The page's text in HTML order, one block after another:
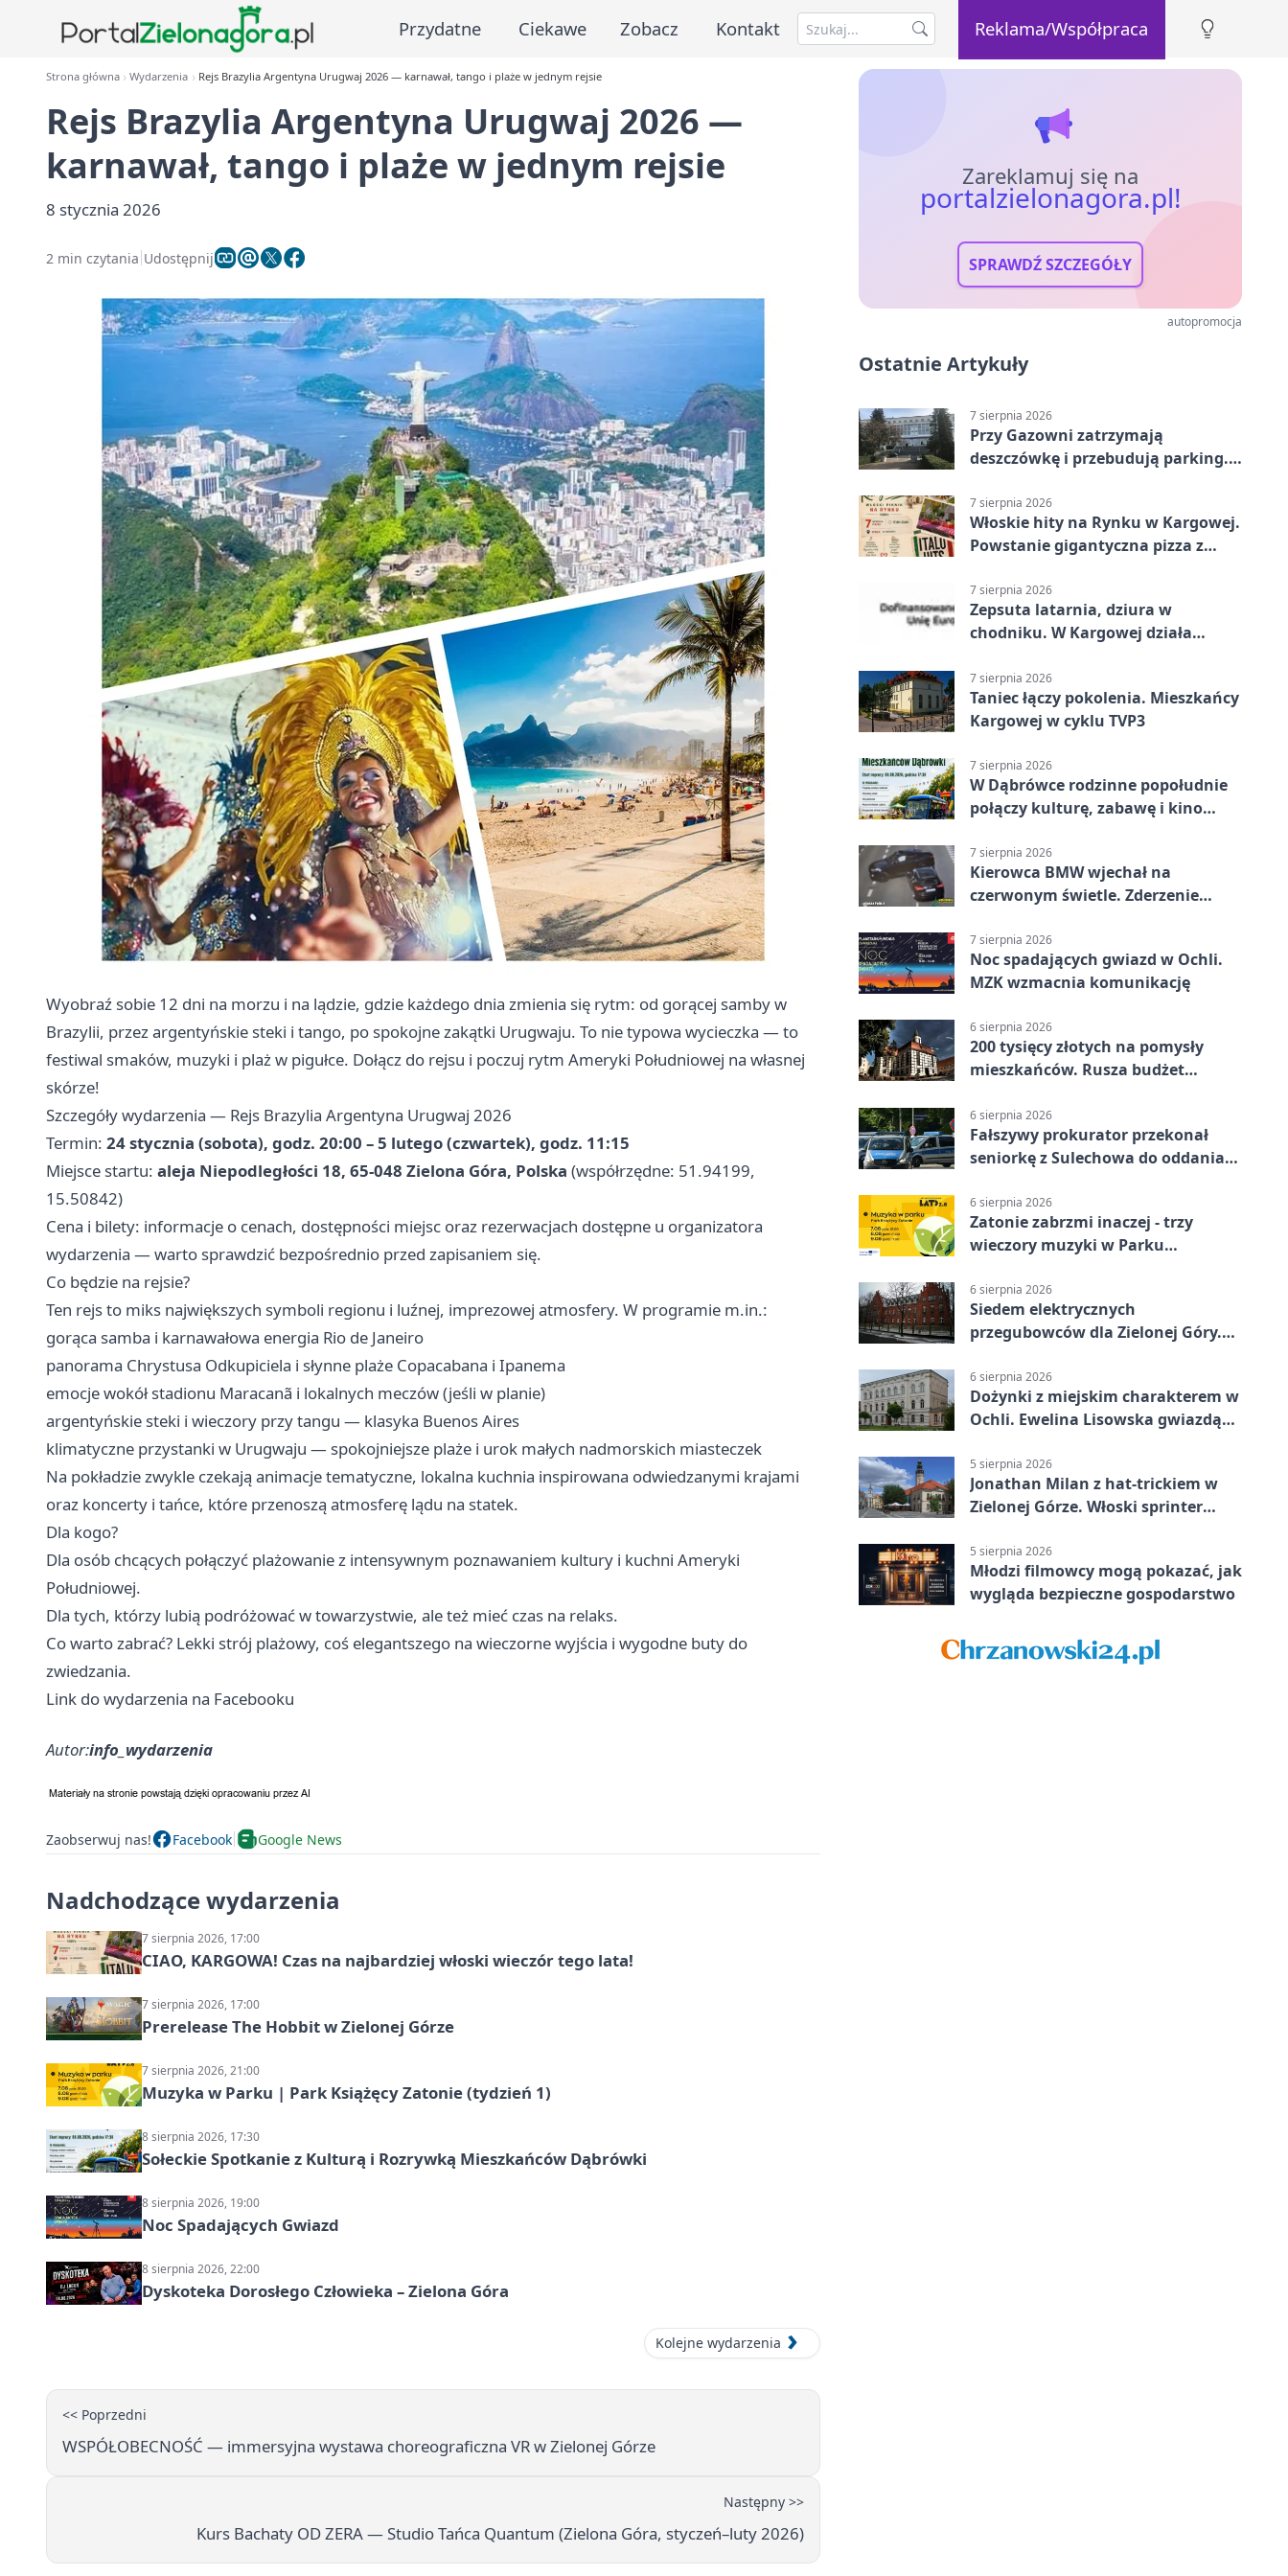
Przydatne Ciekawe Zobacz Kontakt Reklama/Współpraca
Strona główna Wydarzenia Rejs Brazylia Argentyna Urugwaj 2026 — karnawał, tango i plaże w jednym rejsie
Rejs Brazylia Argentyna Urugwaj 2026 —
karnawał, tango i plaże w jednym rejsie
8 stycznia 2026
2 min czytania Udostępnij
Wyobraź sobie 12 dni na morzu i na lądzie, gdzie każdego dnia zmienia się rytm: od gorącej samby w
Brazylii, przez argentyńskie steki i tango, po spokojne zakątki Urugwaju. To nie typowa wycieczka — to
festiwal smaków, muzyki i plaż w pigułce. Dołącz do rejsu i poczuj rytm Ameryki Południowej na własnej
skórze!
Szczegóły wydarzenia — Rejs Brazylia Argentyna Urugwaj 2026
Termin: 24 stycznia (sobota), godz. 20:00 – 5 lutego (czwartek), godz. 11:15
Miejsce startu: aleja Niepodległości 18, 65-048 Zielona Góra, Polska (współrzędne: 51.94199,
15.50842)
Cena i bilety: informacje o cenach, dostępności miejsc oraz rezerwacjach dostępne u organizatora
wydarzenia — warto sprawdzić bezpośrednio przed zapisaniem się.
Co będzie na rejsie?
Ten rejs to miks największych symboli regionu i luźnej, imprezowej atmosfery. W programie m.in.:
gorąca samba i karnawałowa energia Rio de Janeiro
panorama Chrystusa Odkupiciela i słynne plaże Copacabana i Ipanema
emocje wokół stadionu Maracanã i lokalnych meczów (jeśli w planie)
argentyńskie steki i wieczory przy tangu — klasyka Buenos Aires
klimatyczne przystanki w Urugwaju — spokojniejsze plaże i urok małych nadmorskich miasteczek
Na pokładzie zwykle czekają animacje tematyczne, lokalna kuchnia inspirowana odwiedzanymi krajami
oraz koncerty i tańce, które przenoszą atmosferę lądu na statek.
Dla kogo?
Dla osób chcących połączyć plażowanie z intensywnym poznawaniem kultury i kuchni Ameryki
Południowej.
Dla tych, którzy lubią podróżować w towarzystwie, ale też mieć czas na relaks.
Co warto zabrać? Lekki strój plażowy, coś elegantszego na wieczorne wyjścia i wygodne buty do
zwiedzania.
Link do wydarzenia na Facebooku
Autor:info_wydarzenia
Zaobserwuj nas! Facebook Google News
Nadchodzące wydarzenia
7 sierpnia 2026, 17:00
CIAO, KARGOWA! Czas na najbardziej włoski wieczór tego lata!
7 sierpnia 2026, 17:00
Prerelease The Hobbit w Zielonej Górze
7 sierpnia 2026, 21:00
Muzyka w Parku | Park Książęcy Zatonie (tydzień 1)
8 sierpnia 2026, 17:30
Sołeckie Spotkanie z Kulturą i Rozrywką Mieszkańców Dąbrówki
8 sierpnia 2026, 19:00
Noc Spadających Gwiazd
8 sierpnia 2026, 22:00
Dyskoteka Dorosłego Człowieka – Zielona Góra
Kolejne wydarzenia
<< Poprzedni
WSPÓŁOBECNOŚĆ — immersyjna wystawa choreograficzna VR w Zielonej Górze
Następny >>
Kurs Bachaty OD ZERA — Studio Tańca Quantum (Zielona Góra, styczeń–luty 2026)
Zareklamuj się na
portalzielonagora.pl!
SPRAWDŹ SZCZEGÓŁY
autopromocja
Ostatnie Artykuły
7 sierpnia 2026
Przy Gazowni zatrzymają
deszczówkę i przebudują parking.
7 sierpnia 2026
Włoskie hity na Rynku w Kargowej.
Powstanie gigantyczna pizza z
7 sierpnia 2026
Zepsuta latarnia, dziura w
chodniku. W Kargowej działa
7 sierpnia 2026
Taniec łączy pokolenia. Mieszkańcy
Kargowej w cyklu TVP3
7 sierpnia 2026
W Dąbrówce rodzinne popołudnie
połączy kulturę, zabawę i kino
7 sierpnia 2026
Kierowca BMW wjechał na
czerwonym świetle. Zderzenie
7 sierpnia 2026
Noc spadających gwiazd w Ochli.
MZK wzmacnia komunikację
6 sierpnia 2026
200 tysięcy złotych na pomysły
mieszkańców. Rusza budżet
6 sierpnia 2026
Fałszywy prokurator przekonał
seniorkę z Sulechowa do oddania
6 sierpnia 2026
Zatonie zabrzmi inaczej - trzy
wieczory muzyki w Parku
6 sierpnia 2026
Siedem elektrycznych
przegubowców dla Zielonej Góry.
6 sierpnia 2026
Dożynki z miejskim charakterem w
Ochli. Ewelina Lisowska gwiazdą
5 sierpnia 2026
Jonathan Milan z hat-trickiem w
Zielonej Górze. Włoski sprinter
5 sierpnia 2026
Młodzi filmowcy mogą pokazać, jak
wygląda bezpieczne gospodarstwo